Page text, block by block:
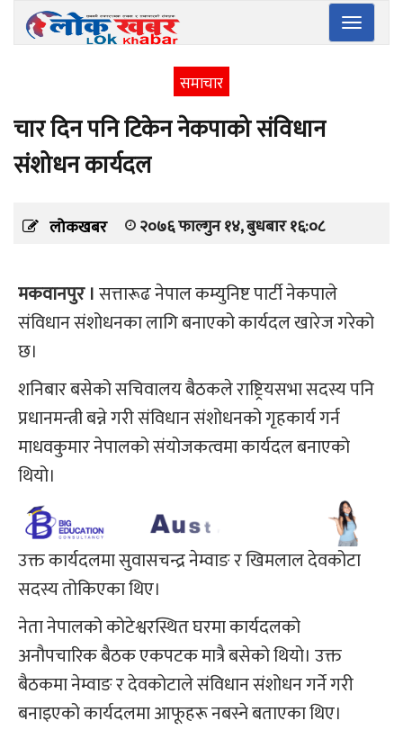
Toggle
समाचार
चार दिन पनि टिकेन नेकपाको संविधान
संशोधन कार्यदल
लोकखबर २०७६ फाल्गुन १४, बुधबार १६:०८
मकवानपुर ।सत्तारूढ नेपाल कम्युनिष्ट पार्टी नेकपाले
संविधान संशोधनका लागि बनाएको कार्यदल खारेज गरेको
छ।
शनिबार बसेको सचिवालय बैठकले राष्ट्रियसभा सदस्य पनि
प्रधानमन्त्री बन्ने गरी संविधान संशोधनको गृहकार्य गर्न
माधवकुमार नेपालको संयोजकत्वमा कार्यदल बनाएको
थियो।
उक्त कार्यदलमा सुवासचन्द्र नेम्वाङ र खिमलाल देवकोटा
सदस्य तोकिएका थिए।
नेता नेपालको कोटेश्वरस्थित घरमा कार्यदलको
अनौपचारिक बैठक एकपटक मात्रै बसेको थियो। उक्त
बैठकमा नेम्वाङ र देवकोटाले संविधान संशोधन गर्ने गरी
बनाइएको कार्यदलमा आफूहरू नबस्ने बताएका थिए।